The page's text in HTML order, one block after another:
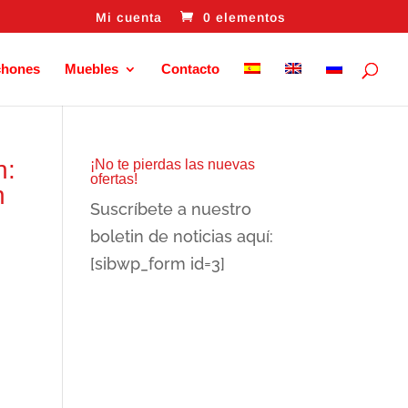
Mi cuenta 0 elementos
Muebles Contacto
¡No te pierdas las nuevas
ofertas!
Suscríbete a nuestro
boletin de noticias aquí:
[sibwp_form id=3]